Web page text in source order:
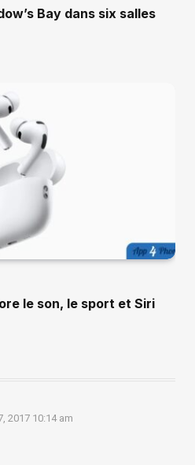
Bay dans six salles
le son, le sport et Siri
2017 10:14 am